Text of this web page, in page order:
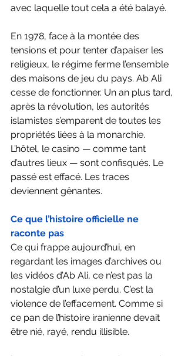
avec laquelle tout cela a été balayé.
En 1978, face à la montée des
tensions et pour tenter d’apaiser les
religieux, le régime ferme l’ensemble
des maisons de jeu du pays. Ab Ali
cesse de fonctionner. Un an plus tard,
après la révolution, les autorités
islamistes s’emparent de toutes les
propriétés liées à la monarchie.
L’hôtel, le casino — comme tant
d’autres lieux — sont confisqués. Le
passé est effacé. Les traces
deviennent gênantes.
Ce que l’histoire officielle ne
raconte pas
Ce qui frappe aujourd’hui, en
regardant les images d’archives ou
les vidéos d’Ab Ali, ce n’est pas la
nostalgie d’un luxe perdu. C’est la
violence de l’effacement. Comme si
ce pan de l’histoire iranienne devait
être nié, rayé, rendu illisible.